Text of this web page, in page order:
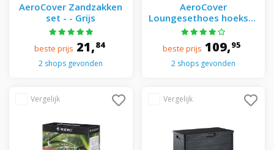
AeroCover Zandzakken
set - - Grijs
beste prijs 21,84
2 shops gevonden
AeroCover
Loungesethoes hoekset
rechts
330x255x100xH70 cm - -
Grijs
beste prijs 109,95
2 shops gevonden